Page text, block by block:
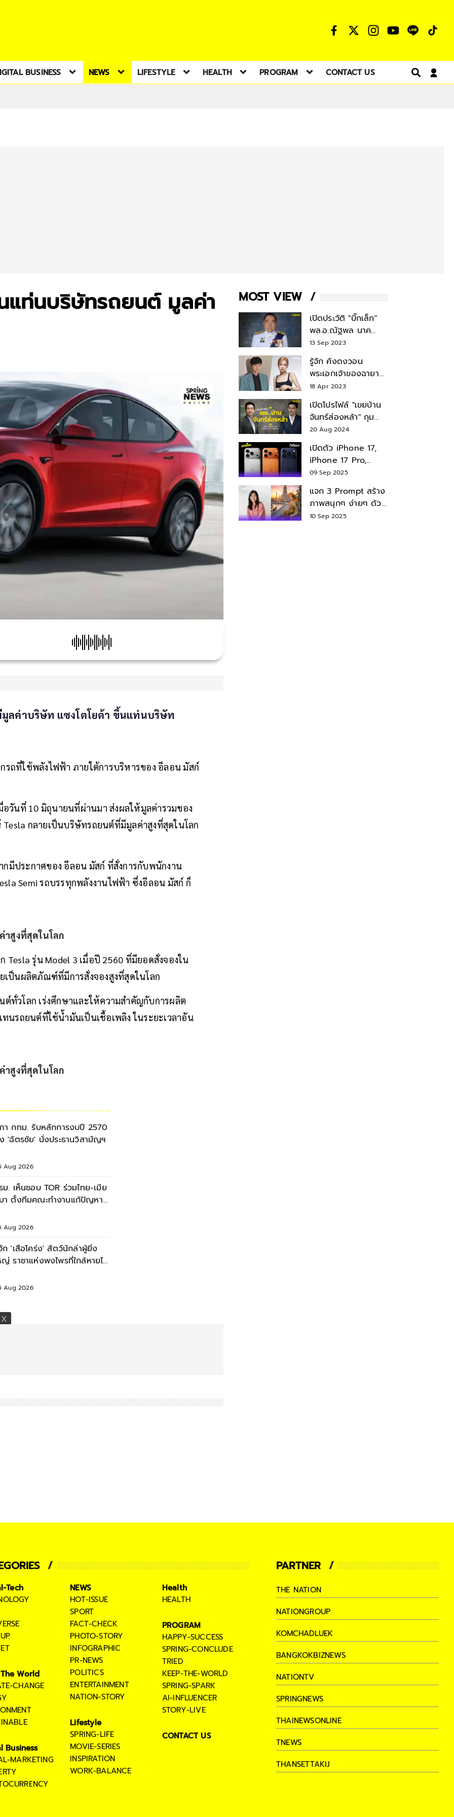
BUSINESS NEWS LIFESTYLE HEALTH PROGRAM CONTACT US
แท่นบริษัทรถยนต์ มูลค่า
ลค่าบริษัท แซงโตโยต้า ขึ้นแท่นบริษัท
รถที่ใช้พลังไฟฟ้า ภายใต้การบริหารของ อีลอน มัสก์
วันที่ 10 มิถุนายนที่ผ่านมา ส่งผลให้มูลค่ารวมของ
กลายเป็นบริษัทรถยนต์ที่มีมูลค่าสูงที่สุดในโลก
มีประกาศของ อีลอน มัสก์ ที่สั่งการกับพนักงาน
Semi รถบรรทุกพลังงานไฟฟ้า ซึ่งอีลอน มัสก์ ก็
Tesla รุ่น Model 3 เมื่อปี 2560 ที่มียอดสั่งจองใน
เป็นผลิตภัณฑ์ที่มีการสั่งจองสูงที่สุดในโลก
วโลก เร่งศึกษาและให้ความสำคัญกับการผลิต
นรถยนต์ที่ใช้น้ำมันเป็นเชื้อเพลิง ในระยะเวลาอัน
า กทม. รับหลักการงบปี 2570
'ฉัตรชัย' นั่งประธานวิสามัญฯ
Aug 2026
ม. เห็นชอบ TOR ร่วมไทย-เมีย
า ตั้งทีมคณะทำงานแก้ปัญหา
Aug 2026
ก 'เสือโคร่ง' สัตว์นักล่าผู้ยิ่ง
ญ่ ราชาแห่งพงไพรที่ใกล้หายไป
Aug 2026
MOST VIEW
เปิดประวัติ "บิ๊กเล็ก"
พล.อ.ณัฐพล นาค
พาณิชย์ จากเลขาฯ
สมช.-เลขาฯ
รมว.กลาโหม
13 Sep 2023
รู้จัก คังดงวอน
พระเอกเจ้าของฉายา
สมบัติแห่งชาติ หลังมี
18 Apr 2023
เปิดโปรไฟล์ "เขยบ้าน
จันทร์ส่องหล้า" กุม
บังเหียนธุรกิจตระกูล
"ชินวัตร"
20 Aug 2024
เปิดตัว iPhone 17,
iPhone 17 Pro,
iPhone 17 Air สเปค
09 Sep 2025
แจก 3 Prompt สร้าง
ภาพสนุกๆ ง่ายๆ ด้วย
Nano Banana ใน
10 Sep 2025
Tech
World
CHANGE
Business
MARKETING
NEWS
HOT-ISSUE
SPORT
FACT-CHECK
PHOTO-STORY
INFOGRAPHIC
PR-NEWS
POLITICS
ENTERTAINMENT
NATION-STORY
Lifestyle
SPRING-LIFE
MOVIE-SERIES
INSPIRATION
WORK-BALANCE
Health
HEALTH
PROGRAM
HAPPY-SUCCESS
SPRING-CONCLUDE
TRIED
KEEP-THE-WORLD
SPRING-SPARK
AI-INFLUENCER
STORY-LIVE
CONTACT US
PARTNER
THE NATION
NATIONGROUP
KOMCHADLUEK
BANGKOKBIZNEWS
NATIONTV
SPRINGNEWS
THAINEWSONLINE
TNEWS
THANSETTAKIJ